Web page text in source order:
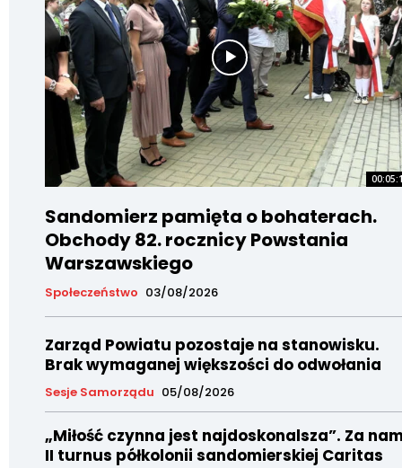
Sandomierz pamięta o bohaterach.
Obchody 82. rocznicy Powstania
Warszawskiego
Społeczeństwo 03/08/2026
Zarząd Powiatu pozostaje na stanowisku.
Brak wymaganej większości do odwołania
Sesje Samorządu 05/08/2026
„Miłość czynna jest najdoskonalsza”. Za
II turnus półkolonii sandomierskiej Caritas